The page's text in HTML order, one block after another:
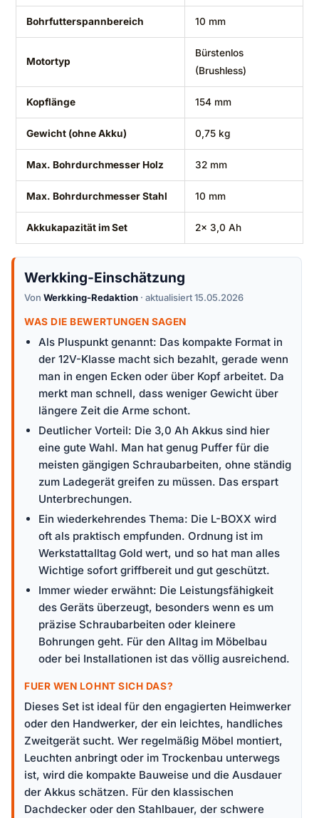
Bohrfutterspannbereich 10 mm
Motortyp
Bürstenlos
(Brushless)
Kopflänge 154 mm
Gewicht (ohne Akku) 0,75 kg
Max. Bohrdurchmesser Holz 32 mm
Max. Bohrdurchmesser Stahl 10 mm
Akkukapazität im Set 2x 3,0 Ah
Werkking-Einschätzung
Von Werkking-Redaktion · aktualisiert 15.05.2026
WAS DIE BEWERTUNGEN SAGEN
Als Pluspunkt genannt: Das kompakte Format in
der 12V-Klasse macht sich bezahlt, gerade wenn
man in engen Ecken oder über Kopf arbeitet. Da
merkt man schnell, dass weniger Gewicht über
längere Zeit die Arme schont.
Deutlicher Vorteil: Die 3,0 Ah Akkus sind hier
eine gute Wahl. Man hat genug Puffer für die
meisten gängigen Schraubarbeiten, ohne ständig
zum Ladegerät greifen zu müssen. Das erspart
Unterbrechungen.
Ein wiederkehrendes Thema: Die L-BOXX wird
oft als praktisch empfunden. Ordnung ist im
Werkstattalltag Gold wert, und so hat man alles
Wichtige sofort griffbereit und gut geschützt.
Immer wieder erwähnt: Die Leistungsfähigkeit
des Geräts überzeugt, besonders wenn es um
präzise Schraubarbeiten oder kleinere
Bohrungen geht. Für den Alltag im Möbelbau
oder bei Installationen ist das völlig ausreichend.
FUER WEN LOHNT SICH DAS?
Dieses Set ist ideal für den engagierten Heimwerker
oder den Handwerker, der ein leichtes, handliches
Zweitgerät sucht. Wer regelmäßig Möbel montiert,
Leuchten anbringt oder im Trockenbau unterwegs
ist, wird die kompakte Bauweise und die Ausdauer
der Akkus schätzen. Für den klassischen
Dachdecker oder den Stahlbauer, der schwere